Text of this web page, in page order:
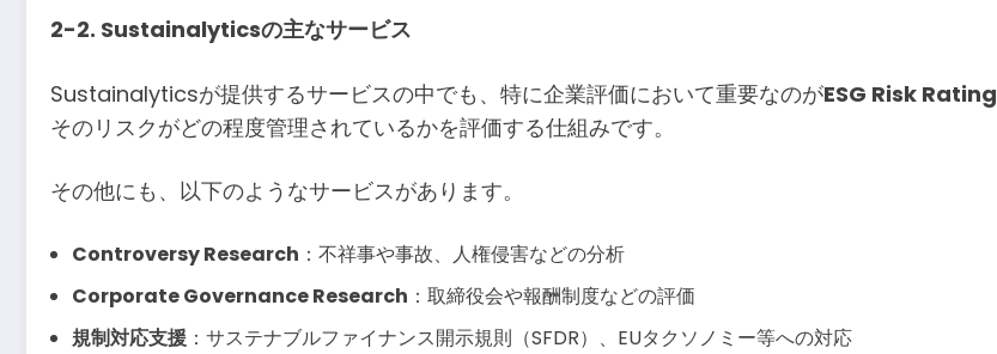
2-2. Sustainalyticsの主なサービス
Sustainalyticsが提供するサービスの中でも、特に企業評価において重要なのがESG Risk
そのリスクがどの程度管理されているかを評価する仕組みです。
その他にも、以下のようなサービスがあります。
Controversy Research ：不祥事や事故、人権侵害などの分析
Corporate Governance Research ：取締役会や報酬制度などの評価
規制対応支援 ：サステナブルファイナンス開示規則（SFDR）、EUタクソノミー等への対応